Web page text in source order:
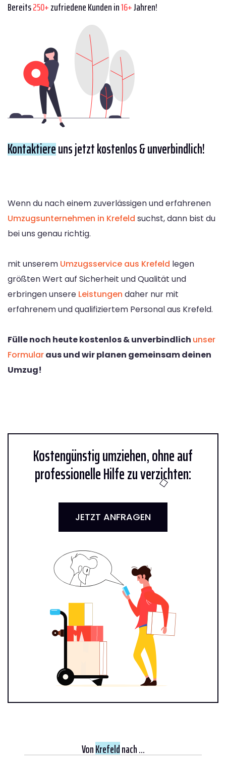
Bereits250+zufriedene Kunden in16+Jahren!
Kontaktiereuns jetzt kostenlos & unverbindlich!
Wenn du nach einem zuverlässigen und erfahrenen
Umzugsunternehmen in Krefeld suchst, dann bist du
bei uns genau richtig.
mit unserem Umzugsservice aus Krefeld legen
größten Wert auf Sicherheit und Qualität und
erbringen unsere Leistungen daher nur mit
erfahrenem und qualifiziertem Personal aus Krefeld.
Fülle noch heute kostenlos & unverbindlich unser
Formularaus und wir planen gemeinsam deinen
Umzug!
Kostengünstig umziehen, ohne auf
professionelle Hilfe zu verzichten:
JETZT ANFRAGEN
VonKrefeldnach ...